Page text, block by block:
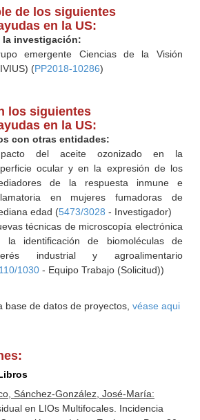
de los siguientes
en la US:
la investigación:
emergente Ciencias de la Visión
(PP2018-10286)
los siguientes
en la US:
con otras entidades:
del aceite ozonizado en la
ocular y en la expresión de los
de la respuesta inmune e
en mujeres fumadoras de
edad (5473/3028 - Investigador)
técnicas de microscopía electrónica
la identificación de biomoléculas de
industrial y agroalimentario
1030- Equipo Trabajo (Solicitud))
base de datos de proyectos, véase aqui
Sánchez-González, José-María:
en LIOs Multifocales. Incidencia